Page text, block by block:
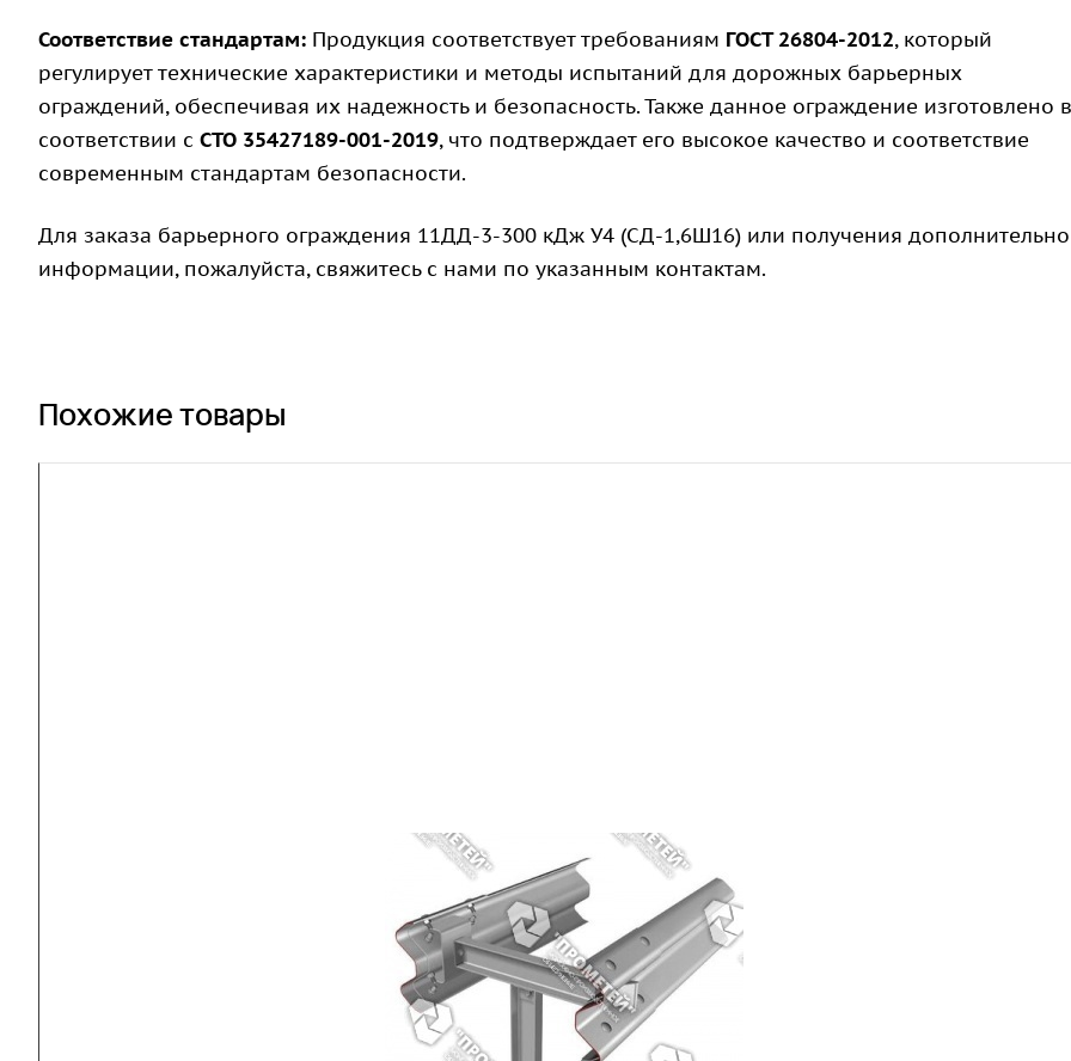
Соответствие стандартам: Продукция соответствует требованиям ГОСТ 26804-2012, который
регулирует технические характеристики и методы испытаний для дорожных барьерных
ограждений, обеспечивая их надежность и безопасность. Также данное ограждение изготовлено в
соответствии с СТО 35427189-001-2019, что подтверждает его высокое качество и соответствие
современным стандартам безопасности.
Для заказа барьерного ограждения 11ДД-3-300 кДж У4 (СД-1,6Ш16) или получения
информации, пожалуйста, свяжитесь с нами по указанным контактам.
Похожие товары